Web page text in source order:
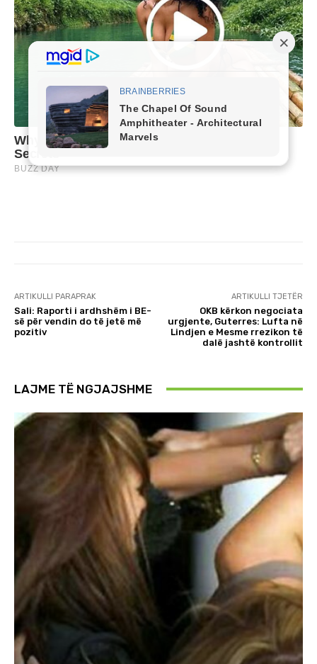
ARTIKULLI PARAPRAK
Sali: Raporti i ardhshëm i BE-
së për vendin do të jetë më
pozitiv
ARTIKULLI TJETËR
OKB kërkon negociata
urgjente, Guterres: Lufta në
Lindjen e Mesme rrezikon të
dalë jashtë kontrollit
LAJME TË NGJAJSHME